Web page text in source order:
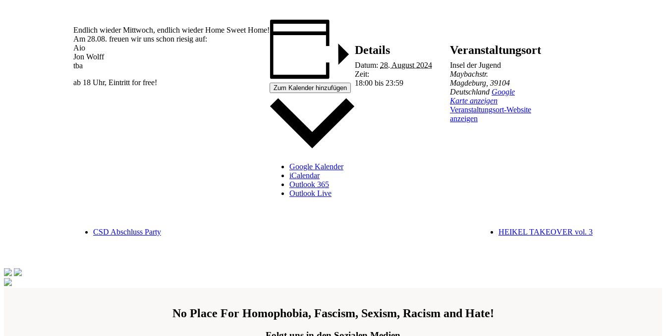
Endlich wieder Mittwoch, endlich wieder Home Sweet Home!
Am 28.08. freuen wir uns schon riesig auf:
Aio
Jon Wolff
tba
ab 18 Uhr, Eintritt for free!
Zum Kalender hinzufügen
Google Kalender
iCalendar
Outlook 365
Outlook Live
Details
Datum: 28. August 2024
Zeit:
18:00 bis 23:59
Veranstaltungsort
Insel der Jugend
Maybachstr.
Magdeburg 39104
Deutschland Google
Karte anzeigen
Veranstaltungsort-Website
anzeigen
CSD Abschluss Party HEIKEL TAKEOVER vol. 3
No Place For Homophobia, Fascism, Sexism, Racism and Hate!